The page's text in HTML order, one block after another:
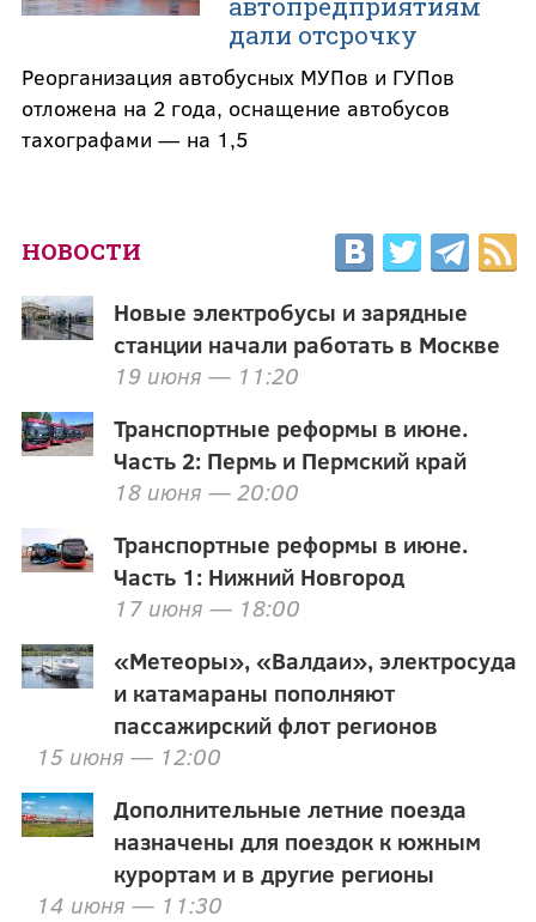
дали отсрочку
Реорганизация автобусных МУПов и ГУПов
отложена на 2 года, оснащение автобусов
тахографами — на 1,5
НОВОСТИ
Новые электробусы и зарядные
станции начали работать в Москве
19 июня — 11:20
Транспортные реформы в июне.
Часть 2: Пермь и Пермский край
18 июня — 20:00
Транспортные реформы в июне.
Часть 1: Нижний Новгород
17 июня — 18:00
«Метеоры», «Валдаи», электросуда
и катамараны пополняют
пассажирский флот регионов
15 июня — 12:00
Дополнительные летние поезда
назначены для поездок к южным
курортам и в другие регионы
14 июня — 11:30